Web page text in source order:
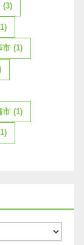
(3)
市 (1)
市 (1)